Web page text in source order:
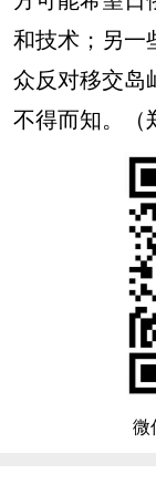
和技术；另一
众反对移交岛
不得而知。（
微